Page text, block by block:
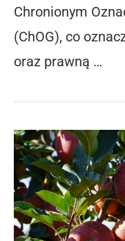
Chronionym
(ChOG), co
oraz prawną …